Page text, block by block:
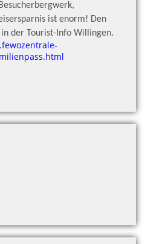
ist enorm! Den
der Tourist-Info Willingen.